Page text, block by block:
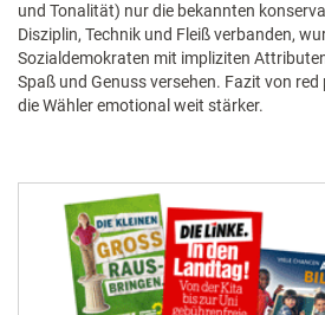
und Tonalität) nur die bekannten
Disziplin, Technik und Fleiß verbanden,
Sozialdemokraten mit impliziten
Spaß und Genuss versehen. Fazit von red
die Wähler emotional weit stärker.